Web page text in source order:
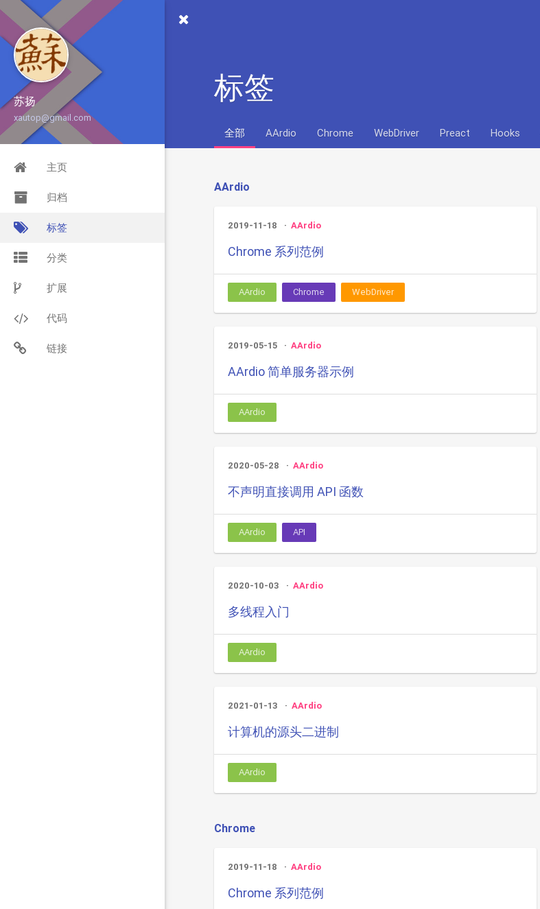
苏扬
xautop@gmail.com
主页
归档
标签
分类
扩展
代码
链接
标签
全部 AArdio Chrome WebDriver Preact Hooks
AArdio
2019-11-18 AArdio
Chrome 系列范例
AArdio Chrome WebDriver
2019-05-15 AArdio
AArdio 简单服务器示例
AArdio
2020-05-28 AArdio
不声明直接调用 API 函数
AArdio API
2020-10-03 AArdio
多线程入门
AArdio
2021-01-13 AArdio
计算机的源头二进制
AArdio
Chrome
2019-11-18 AArdio
Chrome 系列范例